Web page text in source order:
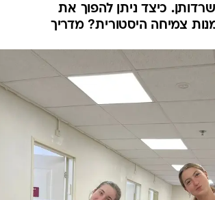
כיצד ניתן להפוך את
צמיחה היסטורית? מדריך